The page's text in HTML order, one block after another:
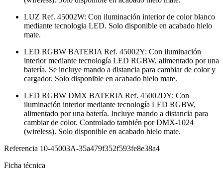
LUZ Ref. 45002W: Con iluminación interior de color blanco
mediante tecnologia LED. Solo disponible en acabado hielo
mate.
LED RGBW BATERIA Ref. 45002Y: Con iluminación
interior mediante tecnología LED RGBW, alimentado por una
batería. Se incluye mando a distancia para cambiar de color y
cargador. Solo disponible en acabado hielo mate.
LED RGBW DMX BATERIA Ref. 45002DY: Con
iluminación interior mediante tecnología LED RGBW,
alimentado por una batería. Incluye mando a distancia para
cambiar de color. Controlado también por DMX-1024
(wireless). Solo disponible en acabado hielo mate.
Referencia 10-45003A-35a479f352f593fe8e38a4
Ficha técnica